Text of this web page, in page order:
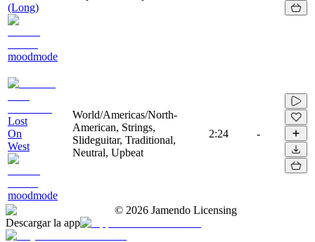
(Long)
moodmode
Lost
On
West
moodmode
World/Americas/North-
American, Strings,
Slideguitar, Traditional,
Neutral, Upbeat
2:24 -
© 2026 Jamendo Licensing
Descargar la app